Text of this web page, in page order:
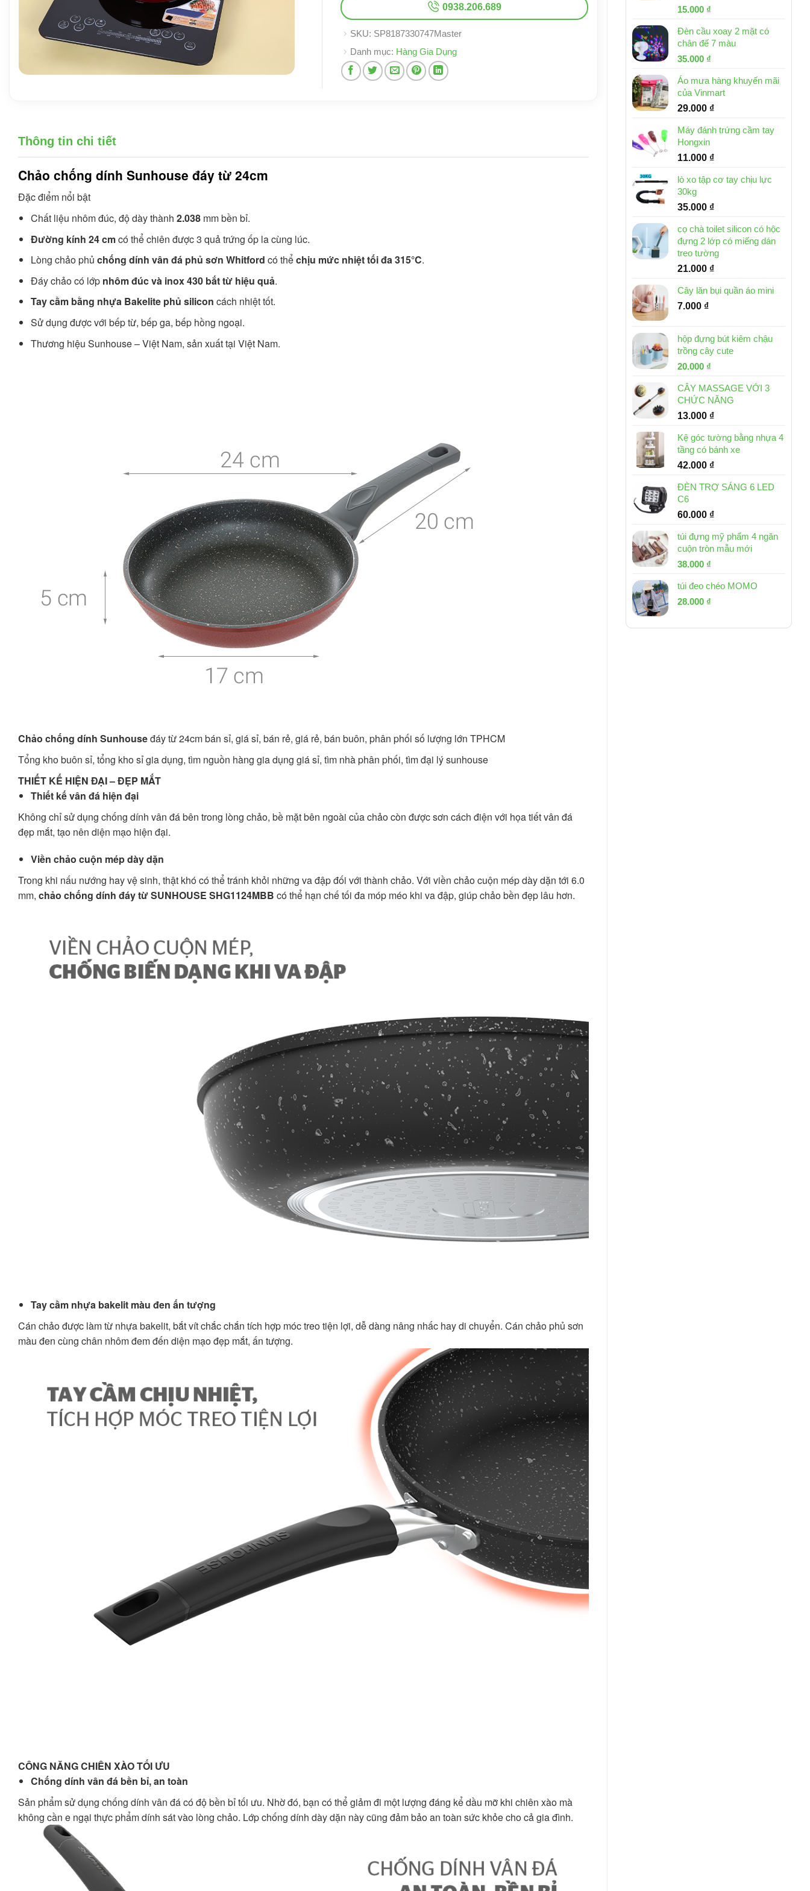
Giá
là:
32.000 ₫.
15.000 ₫
tại
là:
Đèn cầu xoay 2 mặt có
chân đế 7 màu
Giá
là:
46.000 ₫.
35.000 ₫
tại
là:
35.000 ₫.
Áo mưa hàng khuyến mãi
của Vinmart
29.000 ₫
Máy đánh trứng cầm tay
Hongxin
11.000 ₫
lò xo tập cơ tay chịu lực
30kg
35.000 ₫
cọ chà toilet silicon có hộc
đựng 2 lớp có miếng dán
treo tường
21.000 ₫
Cây lăn bụi quần áo mini
7.000 ₫
hộp đựng bút kiêm chậu
trồng cây cute
Giá
là:
30.000 ₫.
20.000 ₫
tại
là:
20.000 ₫.
CÂY MASSAGE VỚI 3
CHỨC NĂNG
13.000 ₫
Kệ góc tường bằng nhựa 4
tầng có bánh xe
42.000 ₫
ĐÈN TRỢ SÁNG 6 LED
C6
60.000 ₫
túi đựng mỹ phẩm 4 ngăn
cuộn tròn mẫu mới
Giá
là:
53.000 ₫.
38.000 ₫
tại
túi đeo chéo MOMO
Giá
là:
28.000 ₫
tại
0938.206.689
SKU: SP8187330747Master
Danh mục: Hàng Gia Dụng
Thông tin chi tiết
Chảo chống dính Sunhouse đáy từ 24cm
Đặc điểm nổi bật
Chất liệu nhôm đúc, độ dày thành 2.038mm bền bỉ.
Đường kính 24 cmcó thể chiên được 3 quả trứng ốp la cùng lúc.
Lòng chảo phủ chống dính vân đá phủ sơn Whitford có thểchịu mức nhiệt tối đa 315°C.
Đáy chảo có lớp nhôm đúc và inox 430 bắt từ hiệu quả.
Tay cầm bằng nhựa Bakelite phủ silicon cách nhiệt tốt.
Sử dụng được với bếp từ, bếp ga, bếp hồng ngoại.
Thương hiệu Sunhouse – Việt Nam, sản xuất tại Việt Nam.
Chảo chống dính Sunhouseđáy từ 24cm bán sỉ, giá sỉ, bán rẻ, giá rẻ, bán buôn, phân phối số lượng lớn TPHCM
Tổng kho buôn sỉ, tổng kho sỉ gia dụng, tìm nguồn hàng gia dụng giá sỉ, tìm nhà phân phối, tìm đại lý sunhouse
THIẾT KẾ HIỆN ĐẠI – ĐẸP MẮT
Thiết kế vân đá hiện đại
Không chỉ sử dụng chống dính vân đá bên trong lòng chảo, bề mặt bên ngoài của chảo còn được sơn cách điện với họa tiết vân đá
đẹp mắt, tạo nên diện mạo hiện đại.
Viền chảo cuộn mép dày dặn
Trong khi nấu nướng hay vệ sinh, thật khó có thể tránh khỏi những va đập đối với thành chảo. Với viền chảo cuộn mép dày dặn tới 6.0
mm, chảo chống dính đáy từ SUNHOUSE SHG1124MBB có thể hạn chế tối đa móp méo khi va đập, giúp chảo bền đẹp lâu hơn.
Tay cầm nhựa bakelit màu đen ấn tượng
Cán chảo được làm từ nhựa bakelit, bắt vít chắc chắn tích hợp móc treo tiện lợi, dễ dàng nâng nhấc hay di chuyển. Cán chảo phủ sơn
màu đen cùng chân nhôm đem đến diện mạo đẹp mắt, ấn tượng.
CÔNG NĂNG CHIÊN XÀO TỐI ƯU
Chống dính vân đá bền bỉ, an toàn
Sản phẩm sử dụng chống dính vân đá có độ bền bỉ tối ưu. Nhờ đó, bạn có thể giảm đi một lượng đáng kể dầu mỡ khi chiên xào mà
không cần e ngại thực phẩm dính sát vào lòng chảo. Lớp chống dính dày dặn này cũng đảm bảo an toàn sức khỏe cho cả gia đình.